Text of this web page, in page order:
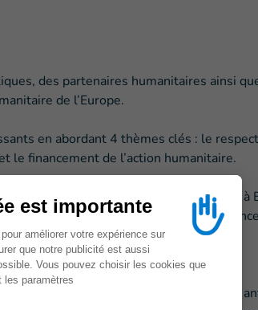
des partenaires humanitaires ainsi
de l’Europe.
en abordant 4 thèmes clés : le
le financement de l’action humanitaire.
présentiel au musée des Beaux-Arts
nombre d’acteurs de s’engager à
programme_fr
Traité d’Ottawa interdisant les mines